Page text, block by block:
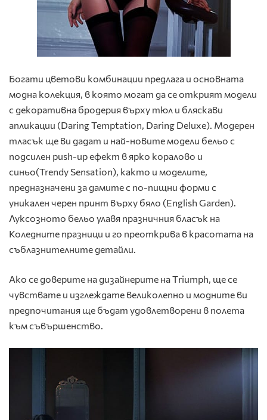
Богати цветови комбинации предлага и основната
модна колекция, в която могат да се открият модели
с декоративна бродерия върху тюл и бляскави
апликации (Daring Temptation, Daring Deluxe). Модерен
тласък ще ви дадат и най-новите модели бельо с
подсилен push-up ефект в ярко коралово и
синьо(Trendy Sensation), както и моделите,
предназначени за дамите с по-пищни форми с
уникален черен принт върху бяло (English Garden).
Луксозното бельо улавя празничния бласък на
Коледните празници и го преоткрива в красотата на
съблазнителните детайли.
Ако се доверите на дизайнерите на Тriumph, ще се
чувствате и изглеждате великолепно и модните ви
предпочитания ще бъдат удовлетворени в полета
към съвършенство.